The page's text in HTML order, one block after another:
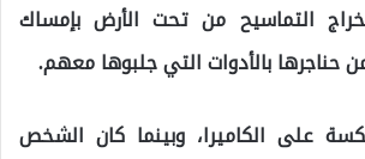
التماسيح من تحت الأرض بإمساك
حناجرها بالأدوات التي جلبوها معهم.
على الكاميرا، وبينما كان الشخص